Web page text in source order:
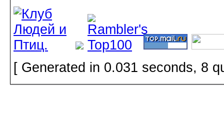
[ Generated in 0.031 seconds, 8